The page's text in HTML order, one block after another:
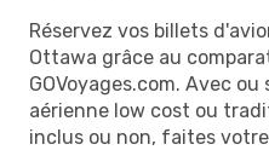
Réservez vos billets
Ottawa grâce au
GOVoyages.com. Avec
aérienne low cost ou
inclus ou non, faites